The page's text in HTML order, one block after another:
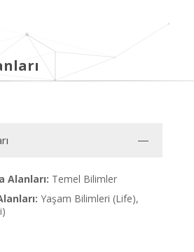
Alanları: Temel Bilimler
Yaşam Bilimleri (Life),